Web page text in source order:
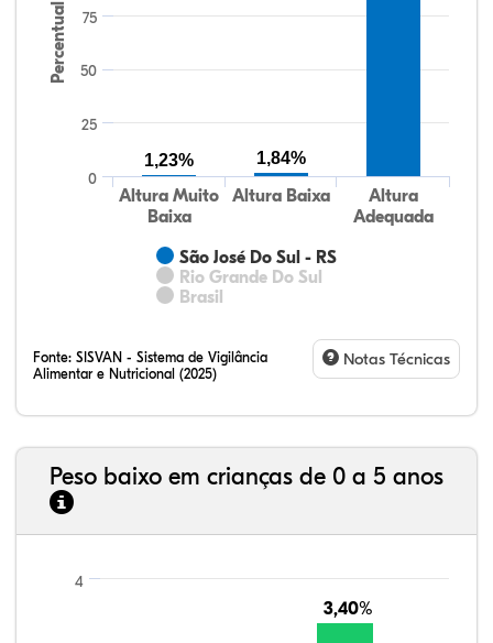
Percentual
São José Do Sul - RS
Rio Grande Do Sul
Brasil
Altura Muito
Baixa
Altura Baixa
Altura
Adequada
0
25
50
75
1,23% 1,84%
Fonte: SISVAN - Sistema de Vigilância
Alimentar e Nutricional (2025)
Notas Técnicas
Peso baixo em crianças de 0 a 5 anos
3,40%
3,40%
4